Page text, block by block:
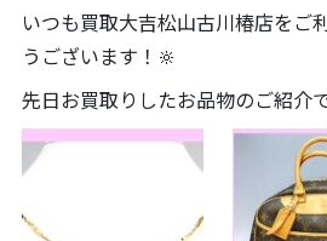
いつも買取大吉松山古川椿店をご
うございます！🔆
先日お買取りしたお品物のご紹介で